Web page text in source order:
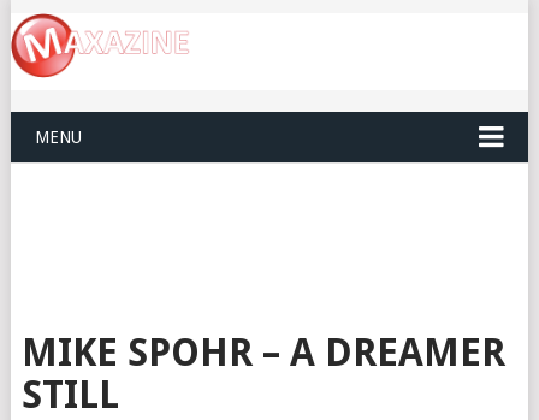
MENU
MIKE SPOHR – A DREAMER
STILL